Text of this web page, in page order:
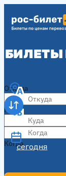
БИЛЕТЫ
Откуда
Куда
Когда
сегодня
Когда